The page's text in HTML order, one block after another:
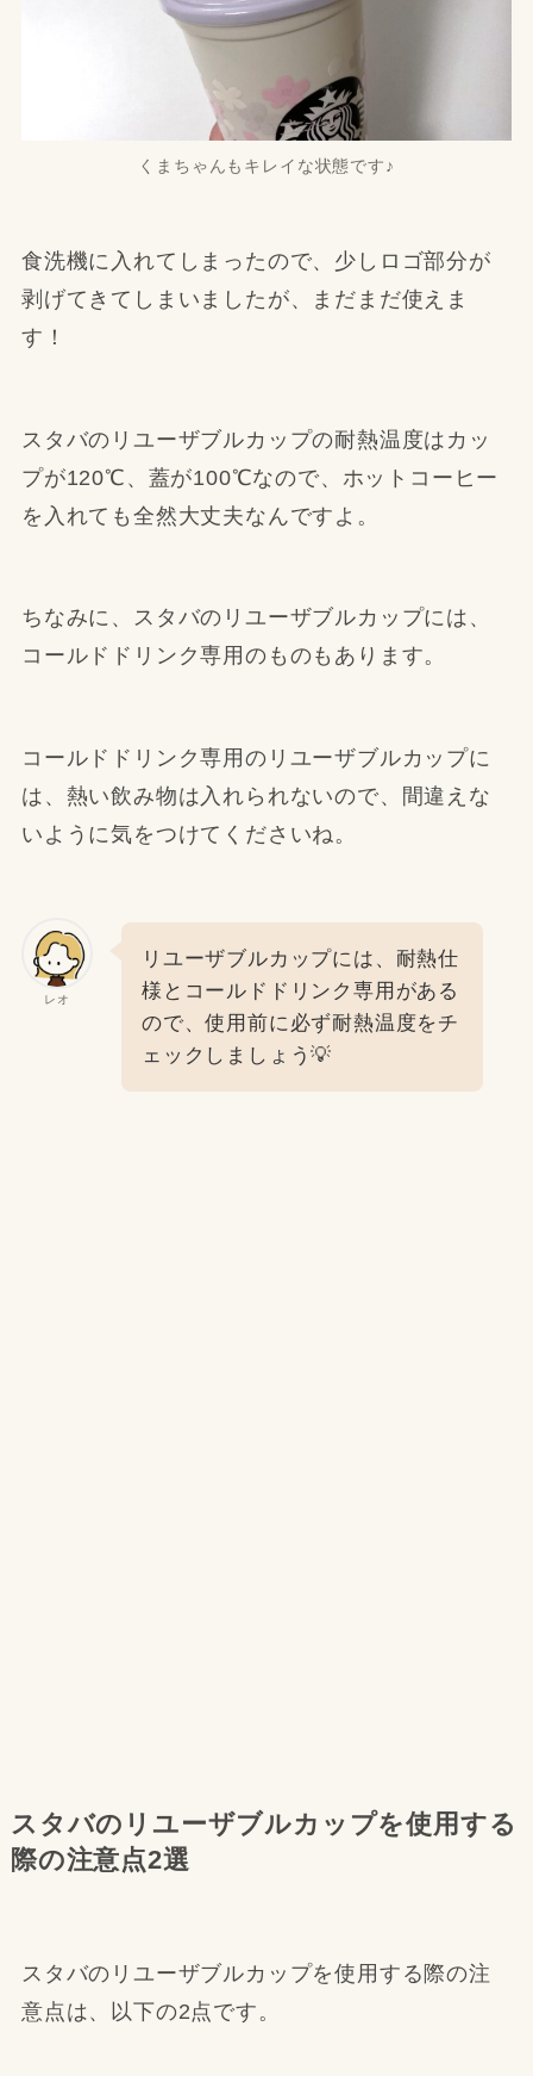
くまちゃんもキレイな状態です♪
食洗機に入れてしまったので、少しロゴ部分が
剥げてきてしまいましたが、まだまだ使えま
す！
スタバのリユーザブルカップの耐熱温度はカッ
プが120℃、蓋が100℃なので、ホットコーヒー
を入れても全然大丈夫なんですよ。
ちなみに、スタバのリユーザブルカップには、
コールドドリンク専用のものもあります。
コールドドリンク専用のリユーザブルカップに
は、熱い飲み物は入れられないので、間違えな
いように気をつけてくださいね。
レオ
リユーザブルカップには、耐熱仕
様とコールドドリンク専用がある
ので、使用前に必ず耐熱温度をチ
ェックしましょう💡
スタバのリユーザブルカップを使用する
際の注意点2選
スタバのリユーザブルカップを使用する際の注
意点は、以下の2点です。